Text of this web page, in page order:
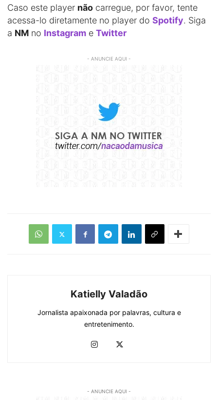
Caso este player não carregue, por favor, tente
acessa-lo diretamente no player do Spotify. Siga
a NM no Instagram e Twitter
- ANUNCIE AQUI -
Katielly Valadão
Jornalista apaixonada por palavras, cultura e
entretenimento.
- ANUNCIE AQUI -